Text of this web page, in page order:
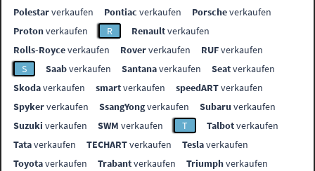
Polestarverkaufen Pontiac verkaufen Porscheverkaufen
Protonverkaufen R Renaultverkaufen
Rolls-Royceverkaufen Roververkaufen RUFverkaufen
S
Saabverkaufen Santanaverkaufen Seatverkaufen
Skodaverkaufen smartverkaufen speedARTverkaufen
Spykerverkaufen SsangYongverkaufen Subaru verkaufen
Suzuki verkaufen SWM verkaufen T Talbotverkaufen
Tataverkaufen TECHARTverkaufen Teslaverkaufen
Toyotaverkaufen Trabantverkaufen Triumphverkaufen